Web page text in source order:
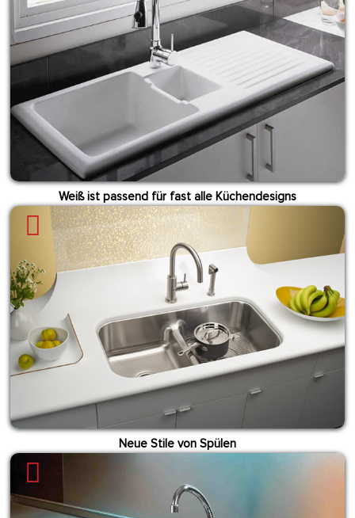
Weiß ist passend für fast alle Küchendesigns
Neue Stile von Spülen